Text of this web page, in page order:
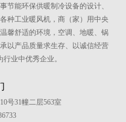
节能环保供暖制冷设备的设计、
种工业暖风机，商（家）用中央
馨舒适的环境，空调、地暖、锅
以产品质量求生存、以诚信经营
业中优秀企业。
号31幢二层563室